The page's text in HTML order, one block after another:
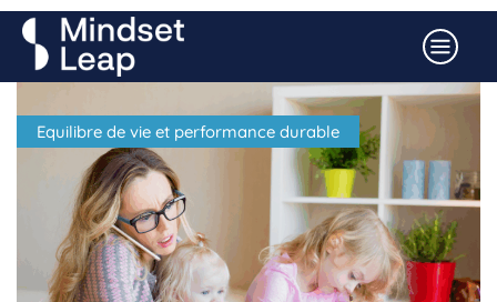
Equilibre de vie et performance durable